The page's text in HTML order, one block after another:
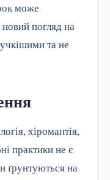
може
новий погляд на
та не
хіромантія,
практики не є
ґрунтуються на